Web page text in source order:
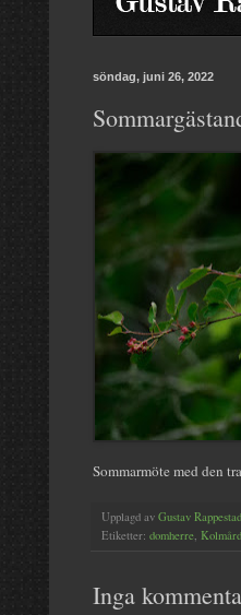
söndag, juni 26, 2022
Sommarmöte med den
Upplagd av Gustav Rappestad
Etiketter: domherre,
Inga